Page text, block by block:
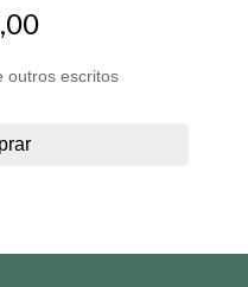
outros escritos